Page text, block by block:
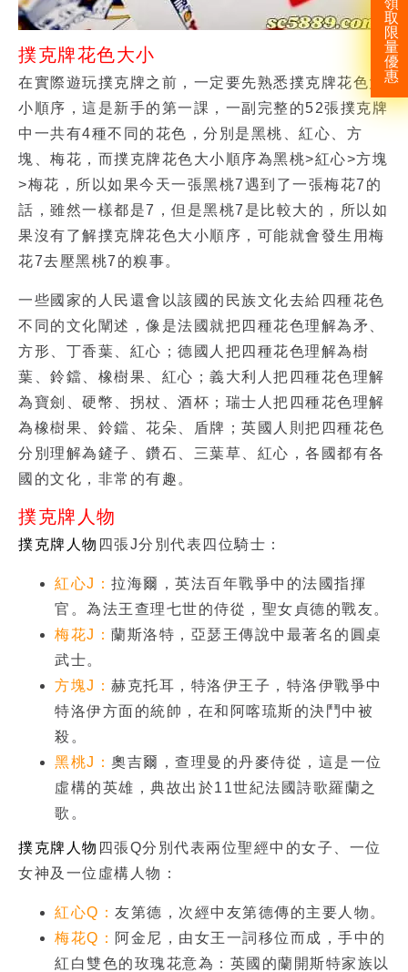
領
取
限
量
優
惠
撲克牌花色大小
在實際遊玩撲克牌之前，一定要先熟悉撲克牌花色大
小順序，這是新手的第一課，一副完整的52張撲克牌
中一共有4種不同的花色，分別是黑桃、紅心、方
塊、梅花，而撲克牌花色大小順序為黑桃>紅心>方塊
>梅花，所以如果今天一張黑桃7遇到了一張梅花7的
話，雖然一樣都是7，但是黑桃7是比較大的，所以如
果沒有了解撲克牌花色大小順序，可能就會發生用梅
花7去壓黑桃7的糗事。
一些國家的人民還會以該國的民族文化去給四種花色
不同的文化闡述，像是法國就把四種花色理解為矛、
方形、丁香葉、紅心；德國人把四種花色理解為樹
葉、鈴鐺、橡樹果、紅心；義大利人把四種花色理解
為寶劍、硬幣、拐杖、酒杯；瑞士人把四種花色理解
為橡樹果、鈴鐺、花朵、盾牌；英國人則把四種花色
分別理解為鏟子、鑽石、三葉草、紅心，各國都有各
國的文化，非常的有趣。
撲克牌人物
撲克牌人物 四張J分別代表四位騎士：
紅心J： 拉海爾，英法百年戰爭中的法國指揮
官。為法王查理七世的侍從，聖女貞德的戰友。
梅花J： 蘭斯洛特，亞瑟王傳說中最著名的圓桌
武士。
方塊J： 赫克托耳，特洛伊王子，特洛伊戰爭中
特洛伊方面的統帥，在和阿喀琉斯的決鬥中被
殺。
黑桃J： 奧吉爾，查理曼的丹麥侍從，這是一位
虛構的英雄，典故出於11世紀法國詩歌羅蘭之
歌。
撲克牌人物 四張Q分別代表兩位聖經中的女子、一位
女神及一位虛構人物：
紅心Q： 友第德，次經中友第德傳的主要人物。
梅花Q： 阿金尼，由女王一詞移位而成，手中的
紅白雙色的玫瑰花意為：英國的蘭開斯特家族以